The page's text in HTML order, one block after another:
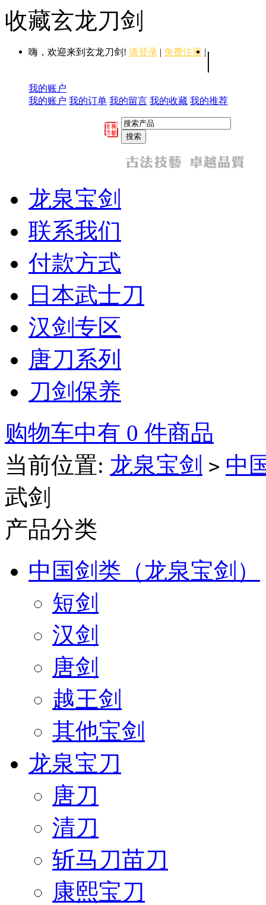
收藏玄龙刀剑
嗨，欢迎来到玄龙刀剑! 请登录 | 免费注册 | |
我的账户
我的账户 我的订单 我的留言 我的收藏 我的推荐
龙泉宝剑
联系我们
付款方式
日本武士刀
汉剑专区
唐刀系列
刀剑保养
购物车中有 0 件商品
当前位置: 龙泉宝剑 > 中
武剑
产品分类
中国剑类（龙泉宝剑）
短剑
汉剑
唐剑
越王剑
其他宝剑
龙泉宝刀
唐刀
清刀
斩马刀苗刀
康熙宝刀